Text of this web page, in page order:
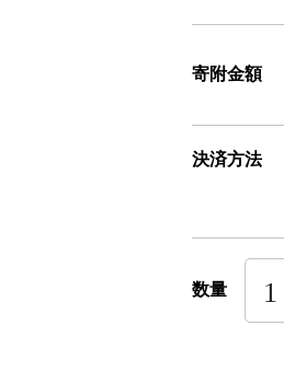
寄附金額
決済方法
数量